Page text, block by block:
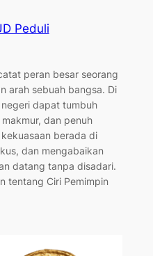
Peduli
peran besar seorang
arah sebuah bangsa. Di
dapat tumbuh
dan penuh
berada di
dan mengabaikan
datang tanpa disadari.
tentang Ciri Pemimpin